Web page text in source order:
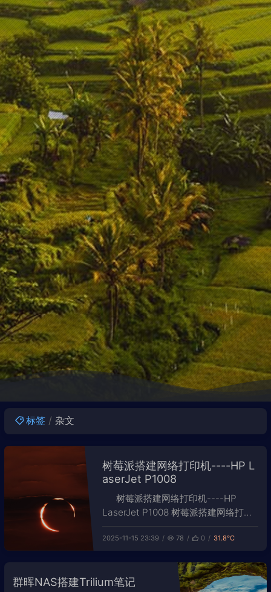
标签 杂文
树莓派搭建网络打印机----HP L
aserJet P1008
树莓派搭建网络打印机----HP
LaserJet P1008 树莓派搭建网络打印
机 摘要： 实验室大家打印文件的时
候，要么去打印机旁的电脑上打印，要
边的计算机上。为了腾出这台计算机，
同时让每个人能在自己的计算机通过网
2025-11-15 23:39 78 0 31.8℃
群晖NAS搭建Trilium笔记